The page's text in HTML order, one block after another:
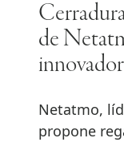
de
Netatmo,
propone